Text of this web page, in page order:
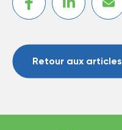
Retour aux articles